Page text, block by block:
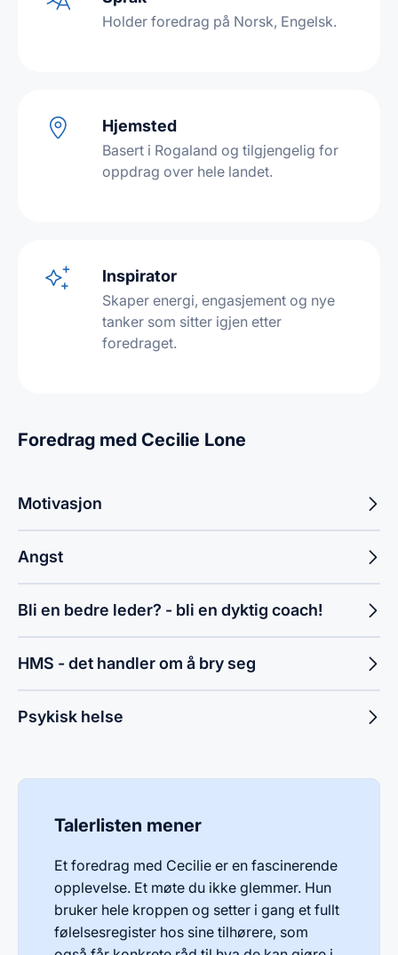
Holder foredrag på Norsk, Engelsk.
Hjemsted
Basert i Rogaland og tilgjengelig for
oppdrag over hele landet.
Inspirator
Skaper energi, engasjement og nye
tanker som sitter igjen etter
foredraget.
Foredrag med Cecilie Lone
Motivasjon
Angst
Bli en bedre leder? - bli en dyktig coach!
HMS - det handler om å bry seg
Psykisk helse
Talerlisten mener
Et foredrag med Cecilie er en fascinerende
opplevelse. Et møte du ikke glemmer. Hun
bruker hele kroppen og setter i gang et fullt
følelsesregister hos sine tilhørere, som